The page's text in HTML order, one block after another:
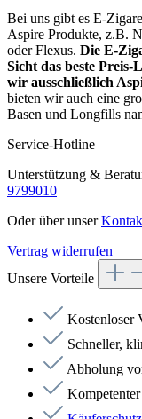
Bei uns gibt es E-
Aspire Produkte, z.B.
oder Flexus. Die E-
Sicht das beste
wir ausschließlich
bieten wir auch eine
Basen und Longfills
Service-Hotline
Unterstützung &
9799010
Oder über unser
Vertrag widerrufen
Unsere Vorteile
Kostenloser
Schneller,
Abholung